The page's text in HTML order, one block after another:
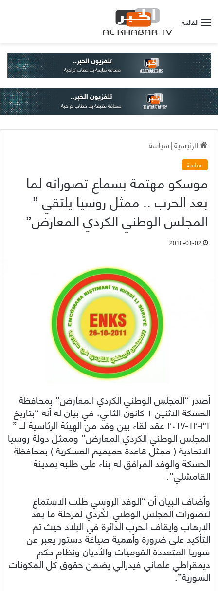
القائمة
الرئيسية|سياسة
سياسة
موسكو مهتمة بسماع تصوراته لما
بعد الحرب .. ممثل روسيا يلتقي ”
المجلس الوطني الكردي المعارض”
2018-01-02
أصدر “المجلس الوطني الكردي المعارض” بمحافظة
الحسكة الاثنين ١ كانون الثاني، في بيان له أنه “بتاريخ
٣١-١٢-٢٠١٧ عقد لقاء بين وفد من الهيئة الرئاسية لــ ”
المجلس الوطني الكردي المعارض” وممثل دولة روسيا
الاتحادية ( ممثل قاعدة حميميم العسكرية ) بمحافظة
الحسكة والوفد المرافق له بناء على طلبه بمدينة
القامشلي”.
وأضاف البيان أن “الوفد الروسي طلب الاستماع
لتصورات المجلس الوطني الكُردي لمرحلة ما بعد
الإرهاب وإيقاف الحرب الدائرة في البلاد حيث تم
التأكيد على ضرورة وأهمية صياغة دستور يعبر عن
سوريا المتعددة القوميات والأديان ونظام حكم
ديمقراطي علماني فيدرالي يضمن حقوق كل المكونات
السورية”.